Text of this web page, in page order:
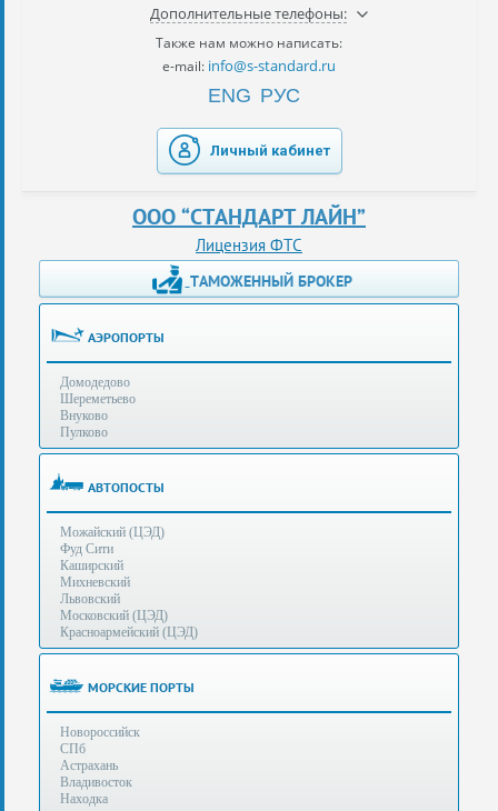
Получение
ЭЦП
за
сутки
услуги
Опыт
оформления
рекомендует
Таможенные
процедуры
(особенности):
Полезная
информация
Стоимость
услуг
Дополнительные телефоны:
Также нам можно написать:
e-mail: info@s-standard.ru
ENG РУС
Личный кабинет
ООО “СТАНДАРТ ЛАЙН”
Лицензия ФТС
ТАМОЖЕННЫЙ БРОКЕР
АЭРОПОРТЫ
Домодедово
Шереметьево
Внуково
Пулково
АВТОПОСТЫ
Можайский (ЦЭД)
Фуд Сити
Каширский
Михневский
Львовский
Московский (ЦЭД)
Красноармейский (ЦЭД)
МОРСКИЕ ПОРТЫ
Новороссийск
СПб
Астрахань
Владивосток
Находка